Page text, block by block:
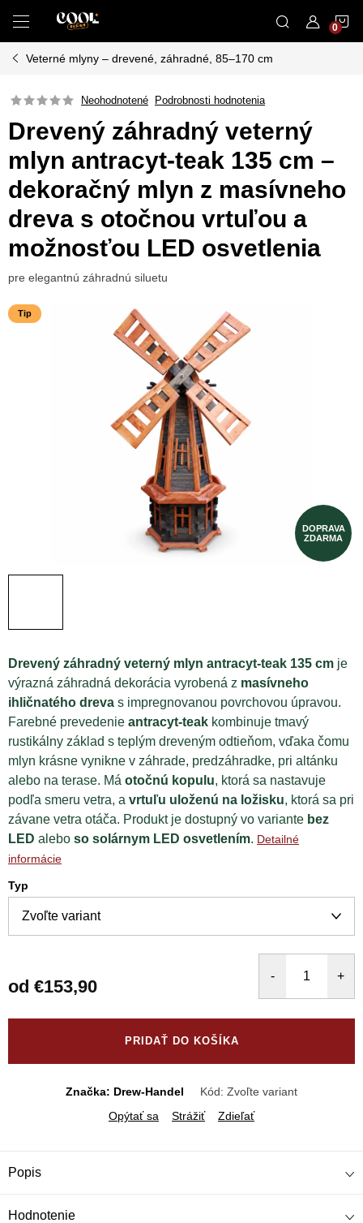
obsah
Veterné mlyny – drevené, záhradné, 85–170 cm
Neohodnotené Podrobnosti hodnotenia
Drevený záhradný veterný
mlyn antracyt-teak 135 cm –
dekoračný mlyn z masívneho
dreva s otočnou vrtuľou a
možnosťou LED osvetlenia
pre elegantnú záhradnú siluetu
Tip
Drevený záhradný veterný mlyn antracyt-teak 135 cm je
výrazná záhradná dekorácia vyrobená z masívneho
ihličnatého dreva s impregnovanou povrchovou úpravou.
Farebné prevedenie antracyt-teak kombinuje tmavý
rustikálny základ s teplým dreveným odtieňom, vďaka čomu
mlyn krásne vynikne v záhrade, predzáhradke, pri altánku
alebo na terase. Má otočnú kopulu, ktorá sa nastavuje
podľa smeru vetra, a vrtuľu uloženú na ložisku, ktorá sa pri
závane vetra otáča. Produkt je dostupný vo variante bez
LED alebo so solárnym LED osvetlením. Detailné
informácie
Typ
od €153,90
PRIDAŤ DO KOŠÍKA
Značka: Drew-Handel Kód: Zvoľte variant
Opýtať sa
Strážiť Zdieľať
Popis
Hodnotenie